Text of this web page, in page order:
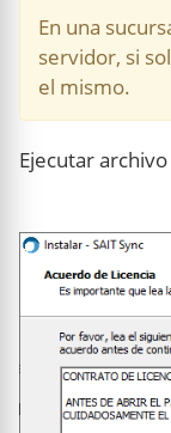
En una
servidor, si
el mismo.
Ejecutar